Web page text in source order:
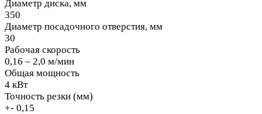
Диаметр диска, мм
350
Диаметр посадочного отверстия, мм
30
Рабочая скорость
0,16 – 2,0 м/мин
Общая мощность
4 кВт
Точность резки (мм)
+- 0,15